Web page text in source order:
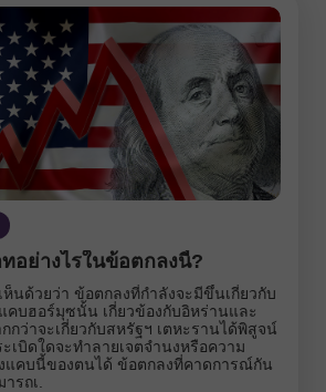
อย่างไรในข้อตกลงนี้?
นด้วยว่า ข้อตกลงที่กำลังจะมีขึ้นเกี่ยวกับ
คบฮอร์มุซนั้น เกี่ยวข้องกับอิหร่านและ
กว่าจะเกี่ยวกับสหรัฐฯ เตหะรานได้พิสูจน์
เบิดใดจะทำลายเจตจำนงหรือความ
แคบนี้ของตนได้ ข้อตกลงที่คาดการณ์กัน
รถเ.